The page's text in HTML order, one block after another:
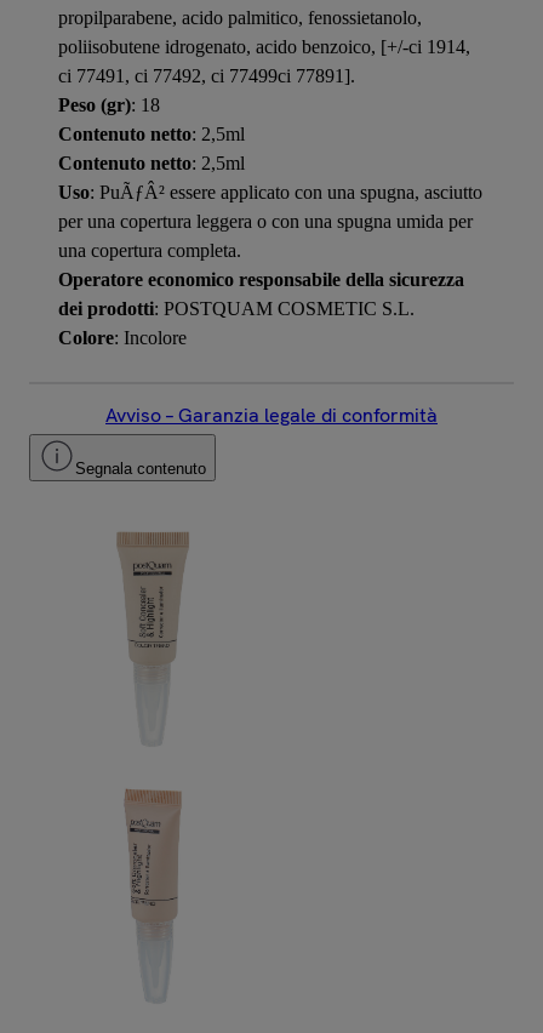
propilparabene, acido palmitico, fenossietanolo,
poliisobutene idrogenato, acido benzoico, [+/-ci 1914,
ci 77491, ci 77492, ci 77499ci 77891].
Peso (gr): 18
Contenuto netto: 2,5ml
Contenuto netto: 2,5ml
Uso: PuÃƒÂ² essere applicato con una spugna, asciutto
per una copertura leggera o con una spugna umida per
una copertura completa.
Operatore economico responsabile della sicurezza
dei prodotti: POSTQUAM COSMETIC S.L.
Colore: Incolore
Avviso – Garanzia legale di conformità
Segnala contenuto